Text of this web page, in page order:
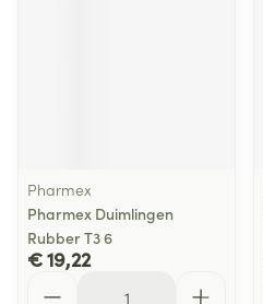
Pharmex
Pharmex Duimlingen
Rubber T3 6
€ 19,22